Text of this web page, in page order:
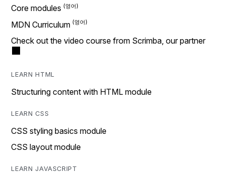
Core modules
MDN Curriculum
Check out the video course from Scrimba, our partner
LEARN HTML
Structuring content with HTML module
LEARN CSS
CSS styling basics module
CSS layout module
LEARN JAVASCRIPT